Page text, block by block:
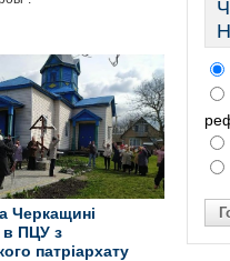
Черкащині
ПЦУ з
патріархату